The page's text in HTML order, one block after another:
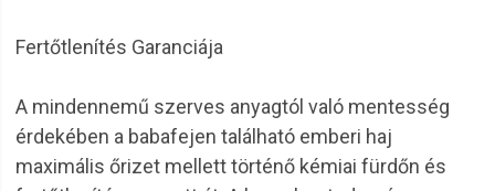
Fertőtlenítés Garanciája
A mindennemű szerves anyagtól való mentesség
érdekében a babafejen található emberi haj
maximális őrizet mellett történő kémiai fürdőn és